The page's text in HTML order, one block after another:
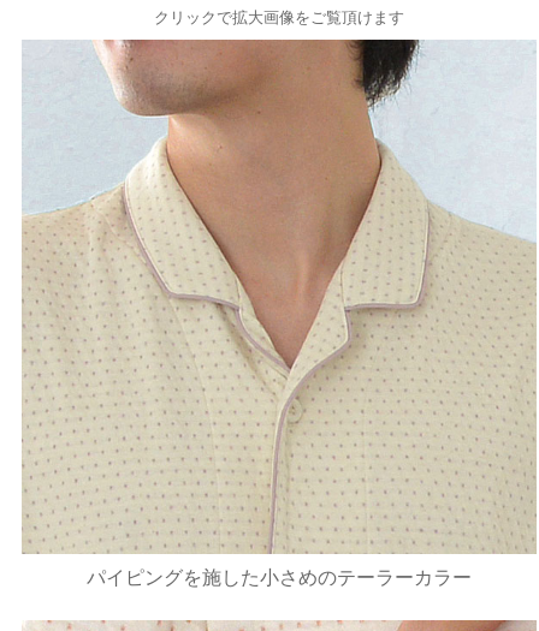
クリックで拡大画像をご覧頂けます
パイピングを施した小さめのテーラーカラー